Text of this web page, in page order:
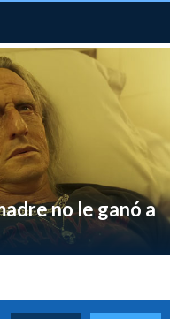
no le ganó a